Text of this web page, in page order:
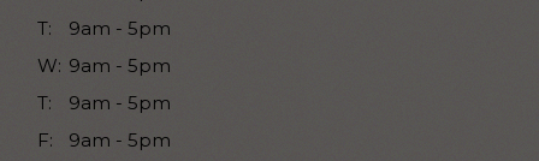
T:
9am - 5pm
W: 9am - 5pm
T:
9am - 5pm
F:
9am - 5pm